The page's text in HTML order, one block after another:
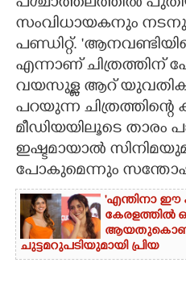
ZOOM
CONTACT US
സംവിധായകനും
പണ്ഡിറ്റ്.
എന്നാണ് ചിത്രത്തിന്
വയസുള്ള ആറ്
പറയുന്ന
മീഡിയയിലൂടെ താരം
ഇഷ്ടമായാൽ
പോകുമെന്നും സന്തോഷ്
'എന്തിനാ ഈ
കേരളത്തിൽ
ചുട്ടമറുപടിയുമായി പ്രിയ